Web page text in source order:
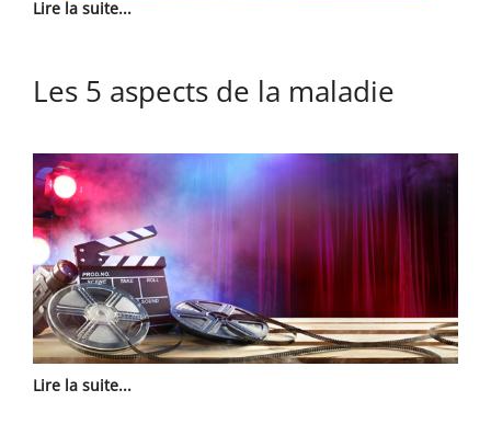
Lire la suite...
Les 5 aspects de la maladie
Lire la suite...